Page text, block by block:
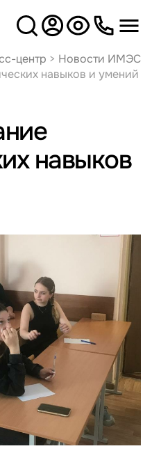
Версия
для слабовидящих
центр > Новости ИМЭС
навыков и умений
навыков